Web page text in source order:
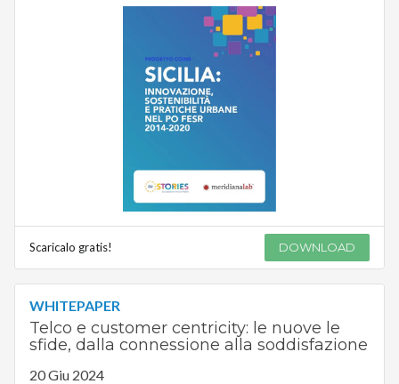
Scaricalo gratis! DOWNLOAD
WHITEPAPER
Telco e customer centricity: le nuove le
sfide, dalla connessione alla soddisfazione
20 Giu 2024